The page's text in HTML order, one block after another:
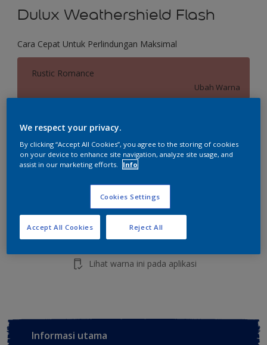
Dulux Weathershield Flash
Cara Cepat Untuk Perlindungan Maksimal
Rustic Romance
Ubah Warna
2.5 L 20 L
Kalkulator cat
Tambahkan ke Ruang Kerja Temukan Toko
Lihat warna ini pada aplikasi
Informasi utama
We respect your privacy.
By clicking “Accept All Cookies”, you agree to the storing of cookies
on your device to enhance site navigation, analyze site usage, and
assist in our marketing efforts.
Info
Cookies Settings
Reject All
Accept All Cookies